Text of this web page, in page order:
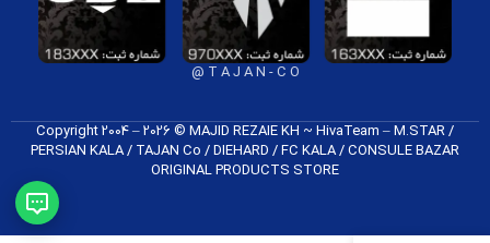
T A J A N - C O @
Copyright 2004 – 2026 © MAJID REZAIE KH ~ HivaTeam – M.STAR /
PERSIAN KALA / TAJAN Co / DIEHARD / FC K​ALA / CONSULE BAZAR
ORIGINAL PRODUCTS​ STORE